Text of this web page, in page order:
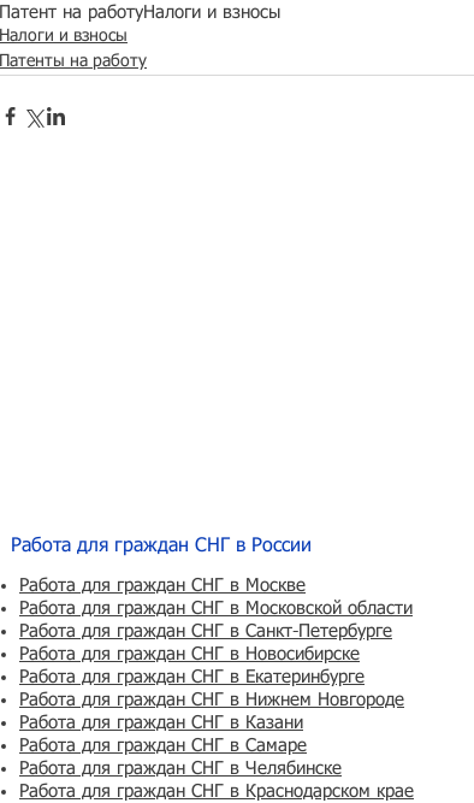
Патент на работуНалоги и взносы
Налоги и взносы
Патенты на работу
Работа для граждан СНГ в России
Работа для граждан СНГ в Москве
Работа для граждан СНГ в Московской области
Работа для граждан СНГ в Санкт-Петербурге
Работа для граждан СНГ в Новосибирске
Работа для граждан СНГ в Екатеринбурге
Работа для граждан СНГ в Нижнем Новгороде
Работа для граждан СНГ в Казани
Работа для граждан СНГ в Самаре
Работа для граждан СНГ в Челябинске
Работа для граждан СНГ в Краснодарском крае